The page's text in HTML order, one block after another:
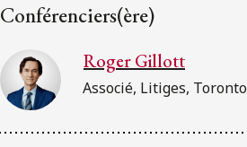
Conférenciers(ère)
Roger Gillott
Associé, Litiges, Toronto